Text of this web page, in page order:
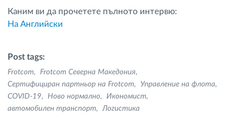
Каним ви да прочетете пълното интервю:
На Английски
Post tags:
Frotcom
Frotcom Северна Македония
Сертифициран партньор на Frotcom
Управление на флота
COVID-19
Ново нормално
Икономист
автомобилен транспорт
Логистика